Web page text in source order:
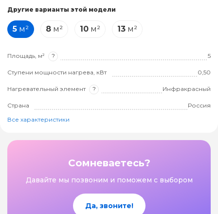
Другие варианты этой модели
5 м² 8 м² 10 м² 13 м²
Площадь, м² ? 5
Ступени мощности нагрева, кВт 0,50
Нагревательный элемент ? Инфракрасный
Страна
Россия
Все характеристики
Сомневаетесь?
Давайте мы позвоним и поможем с выбором
Да, звоните!